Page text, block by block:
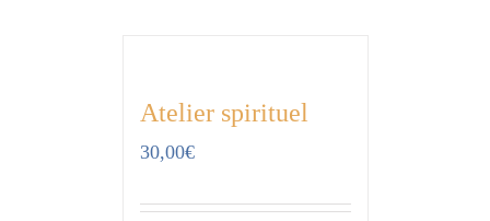
Atelier spirituel
30,00€